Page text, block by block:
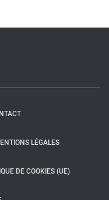
LÉGALES
DE COOKIES (UE)